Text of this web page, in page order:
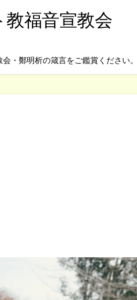
福音宣教会
・鄭明析の箴言をご鑑賞ください。